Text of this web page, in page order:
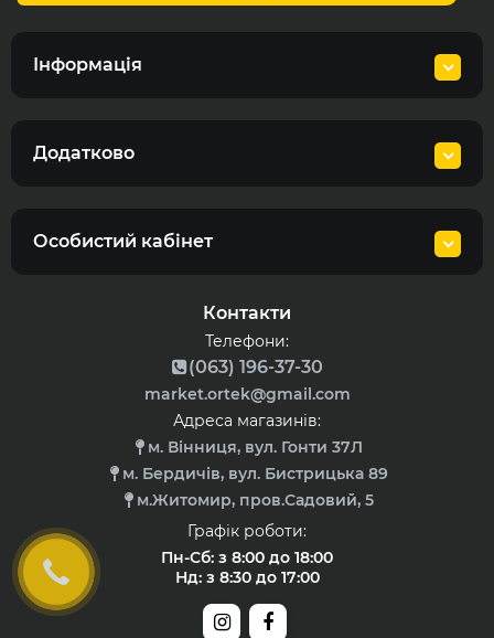
Інформація
Додатково
Особистий кабінет
Контакти
Телефони:
(063) 196-37-30
market.ortek@gmail.com
Адреса магазинів:
м. Вінниця, вул. Гонти 37Л
м. Бердичів, вул. Бистрицька 89
м.Житомир, пров.Садовий, 5
Графік роботи:
Пн-Сб: з 8:00 до 18:00
Нд: з 8:30 до 17:00